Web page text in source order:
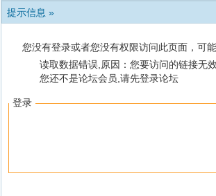
提示信息 »
您没有登录或者您没有权限访问此页面，可
读取数据错误,原因：您要访问的链接无
您还不是论坛会员,请先登录论坛
登录